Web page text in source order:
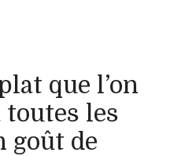
que l’on
toutes les
goût de